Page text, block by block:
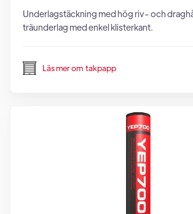
Underlagstäckning med hög riv- och
träunderlag med enkel klisterkant.
Läs mer om takpapp